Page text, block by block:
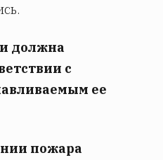
должна
с
ее
пожара